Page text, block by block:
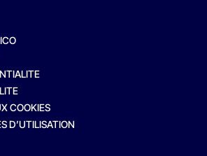
COOKIES
D’UTILISATION